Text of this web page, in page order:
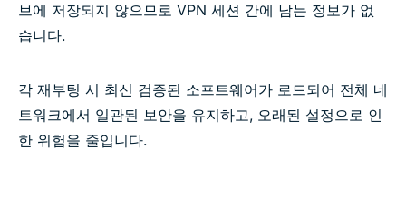
ExpressVPN MCP 서버로 VPN 자동화하기
신뢰할 수 있는 VPN의 핵심 기능은?
ExpressVPN 기능 vs 무료 VPN 기능
브에 저장되지 않으므로 VPN 세션 간에 남는 정보가 없
습니다.
각 재부팅 시 최신 검증된 소프트웨어가 로드되어 전체 네
트워크에서 일관된 보안을 유지하고, 오래된 설정으로 인
한 위험을 줄입니다.